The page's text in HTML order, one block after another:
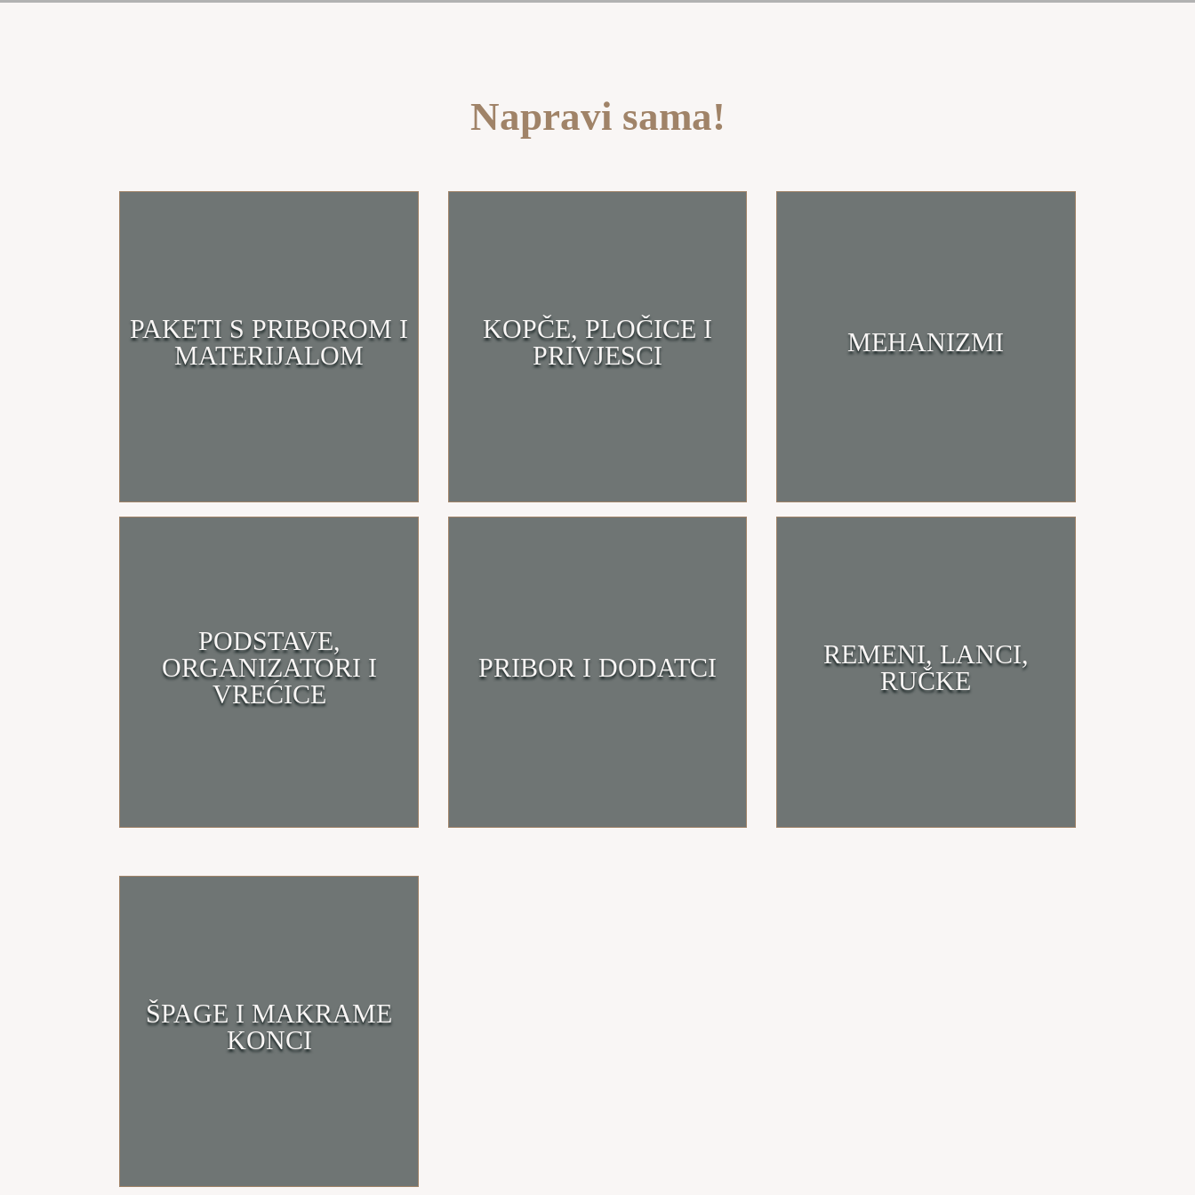
Napravi sama!
PAKETI S PRIBOROM I
MATERIJALOM
Klikni i uđi u trgovinu
PODSTAVE,
ORGANIZATORI I
VREĆICE
Klikni i uđi u trgovinu
KOPČE, PLOČICE I
PRIVJESCI
Klikni i uđi u trgovinu
PRIBOR I DODATCI
Klikni i uđi u trgovinu
MEHANIZMI
Klikni i uđi u trgovinu
REMENI, LANCI,
RUČKE
Klikni i uđi u trgovinu
ŠPAGE I MAKRAME
KONCI
Klikni i uđi u trgovinu